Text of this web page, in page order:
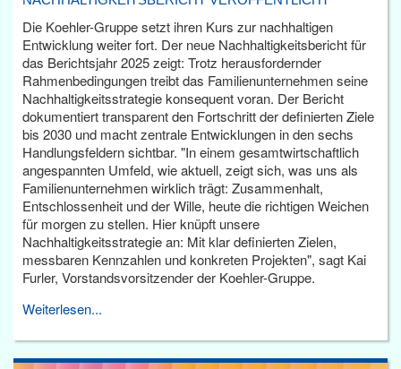
Die Koehler-Gruppe setzt ihren Kurs zur nachhaltigen
Entwicklung weiter fort. Der neue Nachhaltigkeitsbericht für
das Berichtsjahr 2025 zeigt: Trotz herausfordernder
Rahmenbedingungen treibt das Familienunternehmen seine
Nachhaltigkeitsstrategie konsequent voran. Der Bericht
dokumentiert transparent den Fortschritt der definierten Ziele
bis 2030 und macht zentrale Entwicklungen in den sechs
Handlungsfeldern sichtbar. "In einem gesamtwirtschaftlich
angespannten Umfeld, wie aktuell, zeigt sich, was uns als
Familienunternehmen wirklich trägt: Zusammenhalt,
Entschlossenheit und der Wille, heute die richtigen Weichen
für morgen zu stellen. Hier knüpft unsere
Nachhaltigkeitsstrategie an: Mit klar definierten Zielen,
messbaren Kennzahlen und konkreten Projekten", sagt Kai
Furler, Vorstandsvorsitzender der Koehler-Gruppe.
Weiterlesen...